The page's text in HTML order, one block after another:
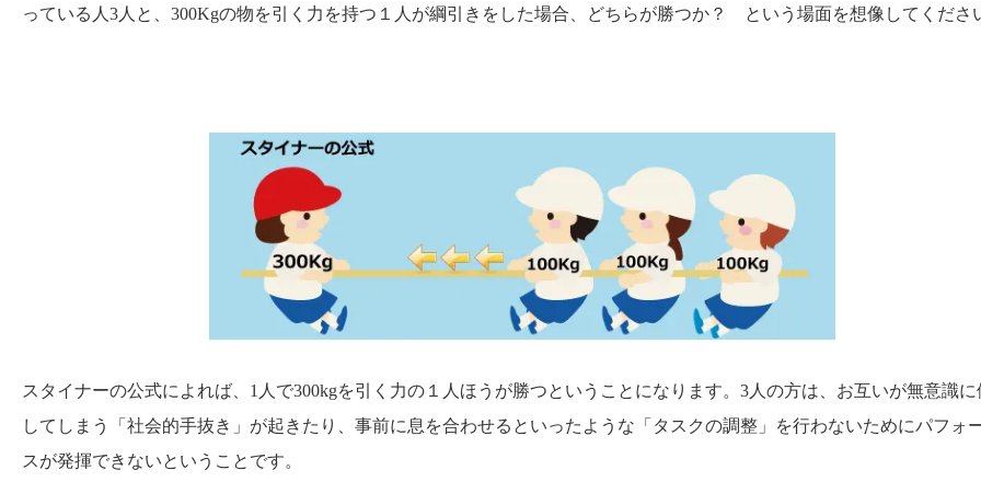
っている人3人と、300Kgの物を引く力を持つ１人が綱引きをした場合、どちらが勝つか？ という場面を想像してくださ
スタイナーの公式によれば、1人で300kgを引く力の１人ほうが勝つということになります。3人の方は、お互いが無意識に
してしまう「社会的手抜き」が起きたり、事前に息を合わせるといったような「タスクの調整」を行わないためにパフォ
スが発揮できないということです。